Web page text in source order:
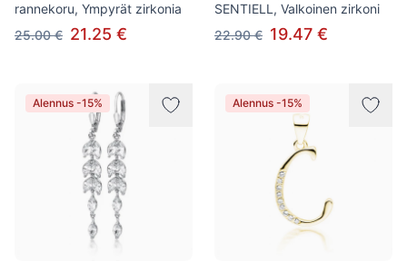
rannekoru, Ympyrät zirkonia
25.00 € 21.25 €
SENTIELL, Valkoinen zirkoni
22.90 € 19.47 €
Alennus -15% Alennus -15%